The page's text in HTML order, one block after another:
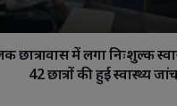
छात्रावास में लगा निःशुल्क
42 छात्रों की हुई स्वास्थ्य